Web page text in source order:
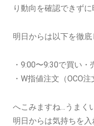
り動向を確認できず
明日からは以下を徹
・9:00〜9:30で買い
・W指値注文（OCO
へこみますね…うまく
明日からは気持ちを